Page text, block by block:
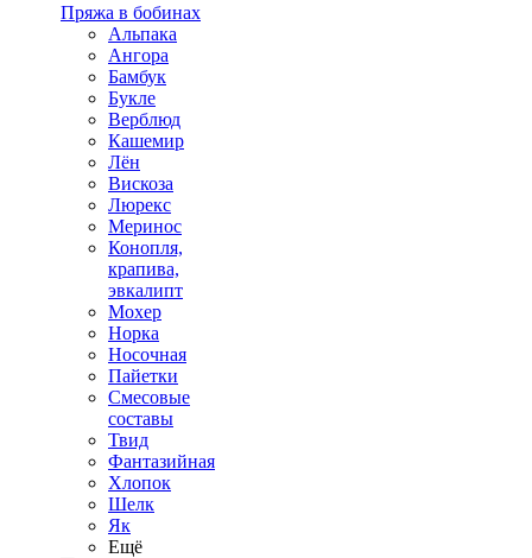
Пряжа в бобинах
Альпака
Ангора
Бамбук
Букле
Верблюд
Кашемир
Лён
Вискоза
Люрекс
Меринос
Конопля,
крапива,
эвкалипт
Мохер
Норка
Носочная
Пайетки
Смесовые
составы
Твид
Фантазийная
Хлопок
Шелк
Як
Ещё